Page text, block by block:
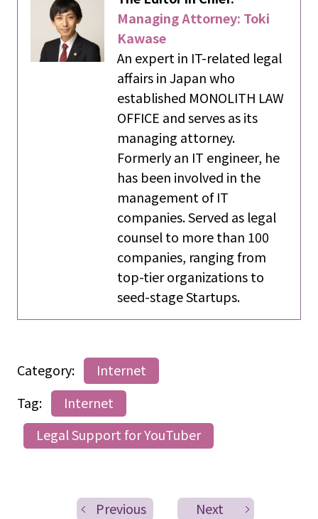
Managing Attorney: Toki
Kawase
An expert in IT-related legal
affairs in Japan who
established MONOLITH LAW
OFFICE and serves as its
managing attorney.
Formerly an IT engineer, he
has been involved in the
management of IT
companies. Served as legal
counsel to more than 100
companies, ranging from
top-tier organizations to
seed-stage Startups.
Category:
Internet
Tag:
Internet
Legal Support for YouTuber
Previous Next